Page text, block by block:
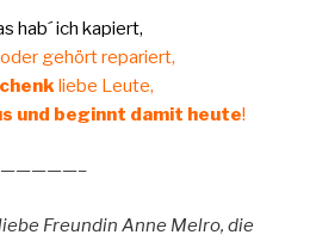
hab´ ich kapiert,
gehört repariert,
liebe Leute,
und beginnt damit heute!
—————–
Freundin Anne Melro, die